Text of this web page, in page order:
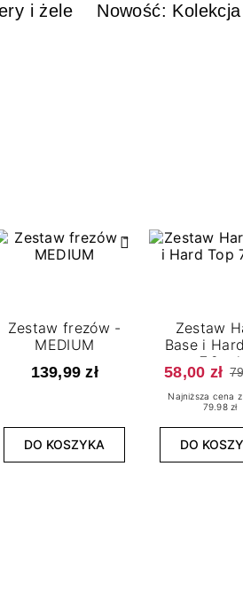
i żele Nowość:
Zestaw frezów -
MEDIUM
139,99 zł
DO KOSZYKA
Zestaw
Base i
7,2 ml
58,00 zł
Najniższa cena
79.98 zł
DO